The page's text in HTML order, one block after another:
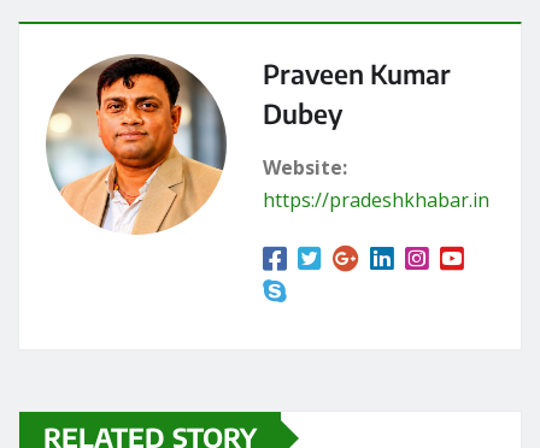
Praveen Kumar
Dubey
Website:
https://pradeshkhabar.in
RELATED STORY